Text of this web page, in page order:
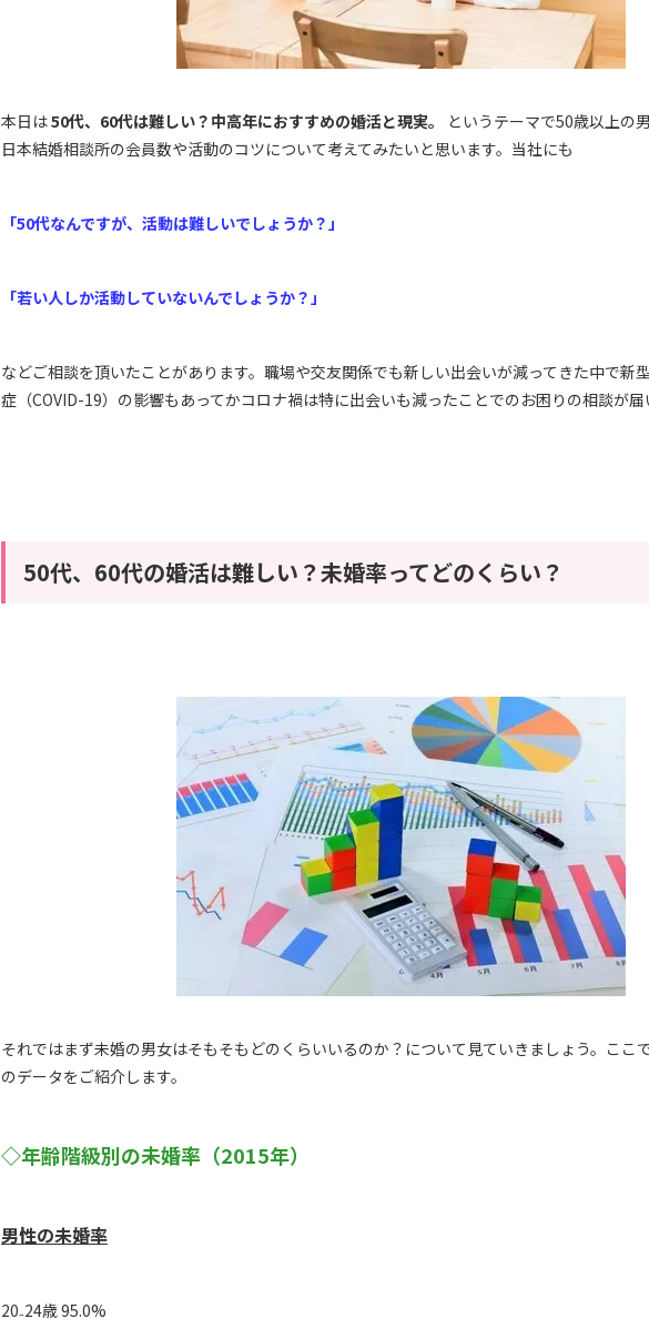
本日は50代、60代は難しい？中高年におすすめの婚活と現実。
というテーマで50歳以上の
日本結婚相談所の会員数や活動のコツについて考えてみたいと思います。当社にも
「50代なんですが、活動は難しいでしょうか？」
「若い人しか活動していないんでしょうか？」
などご相談を頂いたことがあります。職場や交友関係でも新しい出会いが減ってきた中で新
症（COVID-19）の影響もあってかコロナ禍は特に出会いも減ったことでのお困りの相談が届
50代、60代の婚活は難しい？未婚率ってどのくらい？
それではまず未婚の男女はそもそもどのくらいいるのか？について見ていきましょう。ここ
のデータをご紹介します。
◇年齢階級別の未婚率（2015年）
男性の未婚率
20₋24歳 95.0%